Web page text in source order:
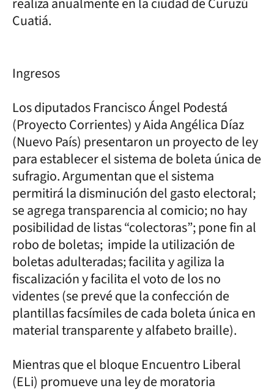
Cuatiá.
Ingresos
Los diputados Francisco Ángel Podestá
(Proyecto Corrientes) y Aida Angélica Díaz
(Nuevo País) presentaron un proyecto de ley
para establecer el sistema de boleta única de
sufragio. Argumentan que el sistema
permitirá la disminución del gasto electoral;
se agrega transparencia al comicio; no hay
posibilidad de listas “colectoras”; pone fin al
robo de boletas; impide la utilización de
boletas adulteradas; facilita y agiliza la
fiscalización y facilita el voto de los no
videntes (se prevé que la confección de
plantillas facsímiles de cada boleta única en
material transparente y alfabeto braille).
Mientras que el bloque Encuentro Liberal
(ELi) promueve una ley de moratoria